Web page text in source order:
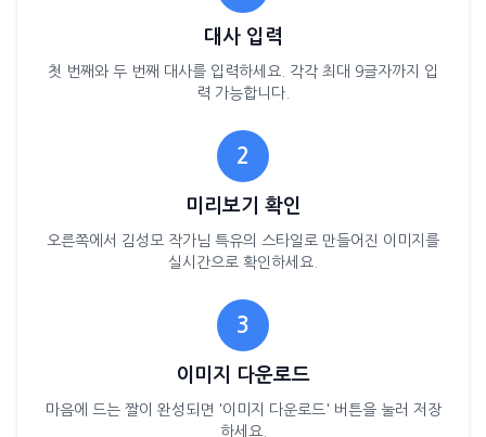
대사 입력
첫 번째와 두 번째 대사를 입력하세요. 각각 최대 9글자까지 입
력 가능합니다.
2
미리보기 확인
오른쪽에서 김성모 작가님 특유의 스타일로 만들어진 이미지를
실시간으로 확인하세요.
3
이미지 다운로드
마음에 드는 짤이 완성되면 '이미지 다운로드' 버튼을 눌러 저장
하세요.